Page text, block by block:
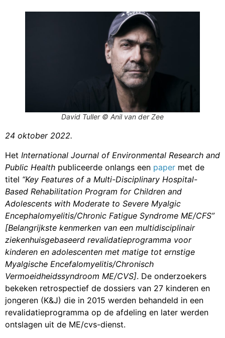
David Tuller © Anil van der Zee
24 oktober 2022.
Het International Journal of Environmental Research and
Public Health publiceerde onlangs een paper met de
titel “Key Features of a Multi-Disciplinary Hospital-
Based Rehabilitation Program for Children and
Adolescents with Moderate to Severe Myalgic
Encephalomyelitis/Chronic Fatigue Syndrome ME/CFS”
[Belangrijkste kenmerken van een multidisciplinair
ziekenhuisgebaseerd revalidatieprogramma voor
kinderen en adolescenten met matige tot ernstige
Myalgische Encefalomyelitis/Chronisch
Vermoeidheidssyndroom ME/CVS]. De onderzoekers
bekeken retrospectief de dossiers van 27 kinderen en
jongeren (K&J) die in 2015 werden behandeld in een
revalidatieprogramma op de afdeling en later werden
ontslagen uit de ME/cvs-dienst.